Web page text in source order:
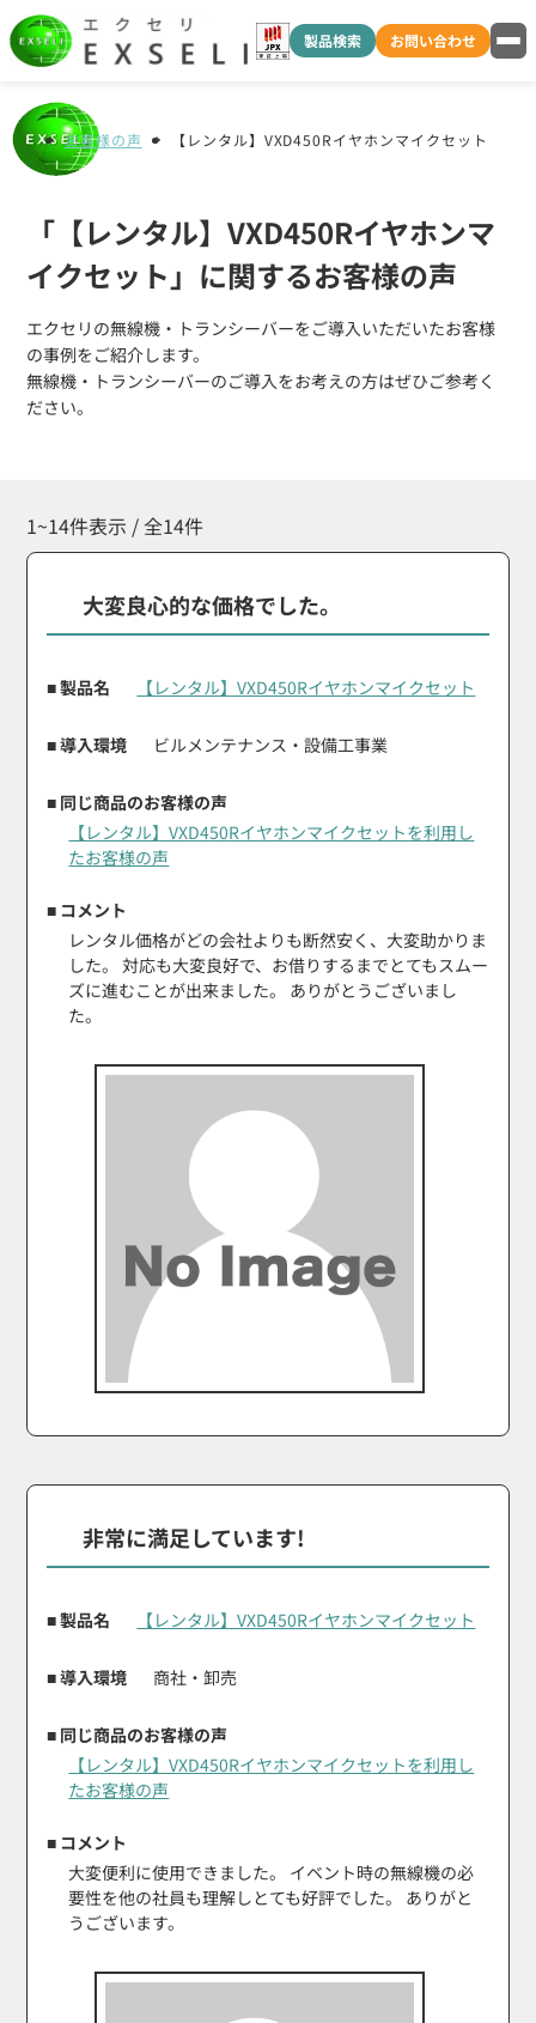
製品検索 お問い合わせ
お客様の声 【レンタル】VXD450Rイヤホンマイクセット
「【レンタル】VXD450Rイヤホンマ
イクセット」に関するお客様の声
エクセリの無線機・トランシーバーをご導入いただいたお客様
の事例をご紹介します。
無線機・トランシーバーのご導入をお考えの方はぜひご参考く
ださい。
1~14件表示 / 全14件
大変良心的な価格でした。
■ 製品名 【レンタル】VXD450Rイヤホンマイクセット
■ 導入環境 ビルメンテナンス・設備工事業
■ 同じ商品のお客様の声
【レンタル】VXD450Rイヤホンマイクセットを利用し
たお客様の声
■ コメント
レンタル価格がどの会社よりも断然安く、大変助かりま
した。 対応も大変良好で、お借りするまでとてもスムー
ズに進むことが出来ました。 ありがとうございまし
た。
非常に満足しています!
■ 製品名 【レンタル】VXD450Rイヤホンマイクセット
■ 導入環境 商社・卸売
■ 同じ商品のお客様の声
【レンタル】VXD450Rイヤホンマイクセットを利用し
たお客様の声
■ コメント
大変便利に使用できました。 イベント時の無線機の必
要性を他の社員も理解しとても好評でした。 ありがと
うございます。